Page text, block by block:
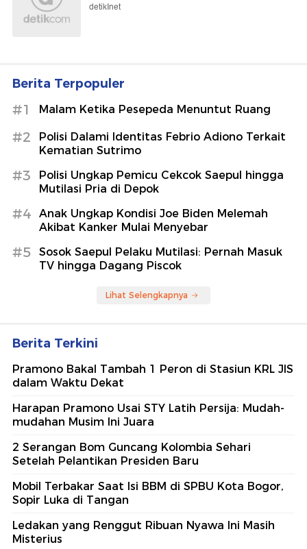
detikInet
Berita Terpopuler
#1 Malam Ketika Pesepeda Menuntut Ruang
#2
Polisi Dalami Identitas Febrio Adiono Terkait
Kematian Sutrimo
#3
Polisi Ungkap Pemicu Cekcok Saepul hingga
Mutilasi Pria di Depok
#4
Anak Ungkap Kondisi Joe Biden Melemah
Akibat Kanker Mulai Menyebar
#5
Sosok Saepul Pelaku Mutilasi: Pernah Masuk
TV hingga Dagang Piscok
Lihat Selengkapnya
Berita Terkini
Pramono Bakal Tambah 1 Peron di Stasiun KRL JIS
dalam Waktu Dekat
Harapan Pramono Usai STY Latih Persija: Mudah-
mudahan Musim Ini Juara
2 Serangan Bom Guncang Kolombia Sehari
Setelah Pelantikan Presiden Baru
Mobil Terbakar Saat Isi BBM di SPBU Kota Bogor,
Sopir Luka di Tangan
Ledakan yang Renggut Ribuan Nyawa Ini Masih
Misterius